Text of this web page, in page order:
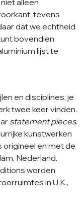
tevens
dat we echtheid
bovendien
lijst te
en disciplines; je
twee keer vinden.
statement pieces.
kunstwerken
origineel en met de
Nederland.
worden
in U.K.,